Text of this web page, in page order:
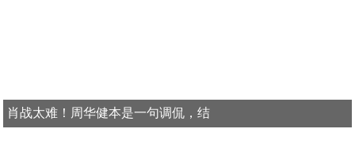
肖战太难！周华健本是一句调侃，结